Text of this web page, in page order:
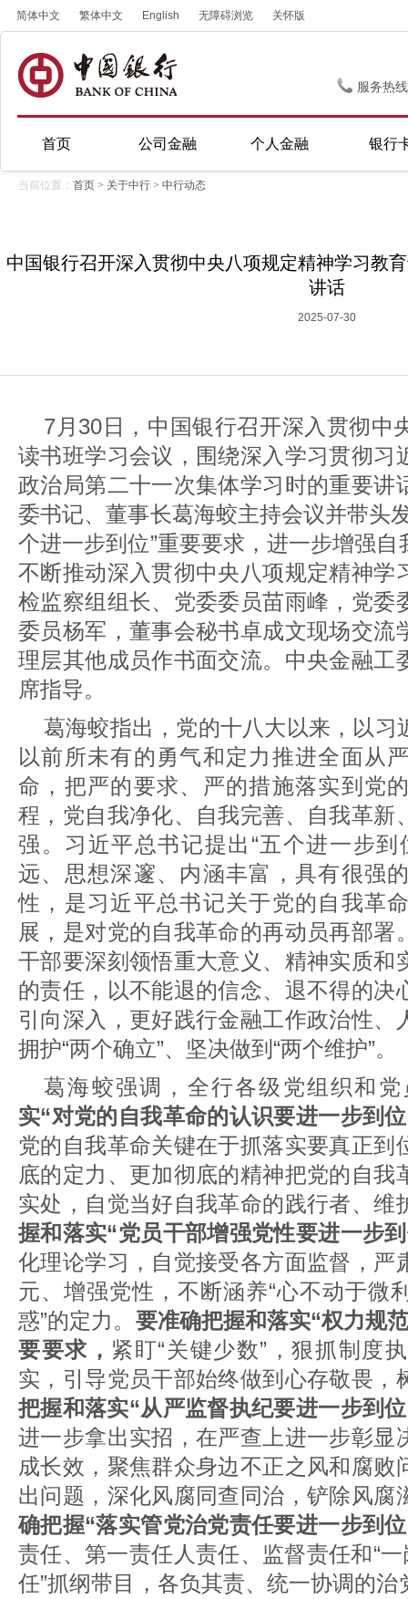
简体中文 繁体中文 English 无障碍浏览 关怀版
服务热
首页 公司金融 个人金融 银行
当前位置： 首页 > 关于中行 > 中行动态
中国银行召开深入贯彻中央八项规定精神学习教
讲话
2025-07-30
7月30日，中国银行召开深入贯彻中
读书班学习会议，围绕深入学习贯彻习
政治局第二十一次集体学习时的重要讲
委书记、董事长葛海蛟主持会议并带头
个进一步到位”重要要求，进一步增强
不断推动深入贯彻中央八项规定精神学
检监察组组长、党委委员苗雨峰，党委
委员杨军，董事会秘书卓成文现场交流
理层其他成员作书面交流。中央金融工
席指导。
葛海蛟指出，党的十八大以来，以习
以前所未有的勇气和定力推进全面从
命，把严的要求、严的措施落实到党
程，党自我净化、自我完善、自我革新
强。习近平总书记提出“五个进一步到
远、思想深邃、内涵丰富，具有很强
性，是习近平总书记关于党的自我革
展，是对党的自我革命的再动员再部署
干部要深刻领悟重大意义、精神实质和
的责任，以不能退的信念、退不得的决
引向深入，更好践行金融工作政治性、
拥护“两个确立”、坚决做到“两个维护”。
葛海蛟强调，全行各级党组织和
实“对党的自我革命的认识要进一步到
党的自我革命关键在于抓落实要真正到
底的定力、更加彻底的精神把党的自我
实处，自觉当好自我革命的践行者、维
握和落实“党员干部增强党性要进一步
化理论学习，自觉接受各方面监督，严
元、增强党性，不断涵养“心不动于微
惑”的定力。 要准确把握和落实“权力规
要要求， 紧盯“关键少数”，狠抓制度
实，引导党员干部始终做到心存敬畏，
把握和落实“从严监督执纪要进一步到
进一步拿出实招，在严查上进一步彰显
成长效，聚焦群众身边不正之风和腐败
出问题，深化风腐同查同治，铲除风腐
确把握“落实管党治党责任要进一步到
责任、第一责任人责任、监督责任和“
任”抓纲带目，各负其责、统一协调的